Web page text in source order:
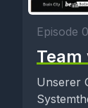
Episode 0
Team
Unserer